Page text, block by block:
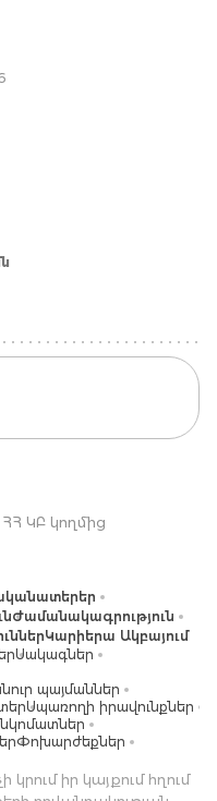
ԿԲ կողմից
Ժամանակագրություն
Կարիերա Ակբայում
Սակագներ
պայմաններ
Սպառողի իրավունքներ
Փոխարժեքներ
իր կայքում հղում